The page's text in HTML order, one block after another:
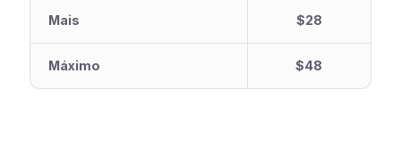
Mais $28
Máximo $48